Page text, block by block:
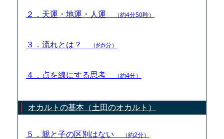
２．天運・地運・人運 （約4分50秒）
３．流れとは？ （約5分）
４．点を線にする思考 （約4分）
オカルトの基本（土田のオカルト）
５．親と子の区別はない （約2分）